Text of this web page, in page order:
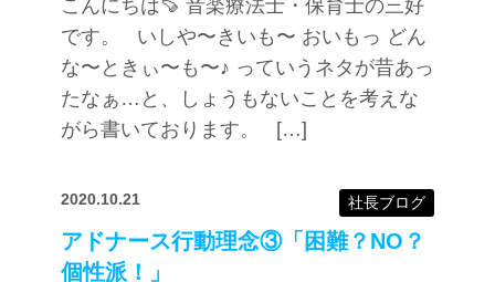
こんにちは🍠 音楽療法士・保育士の三好
です。 いしや〜きいも〜 おいもっ どん
な〜ときぃ〜も〜♪ っていうネタが昔あっ
たなぁ…と、しょうもないことを考えな
がら書いております。 […]
2020.10.21 社長ブログ
アドナース行動理念③「困難？NO？
個性派！」